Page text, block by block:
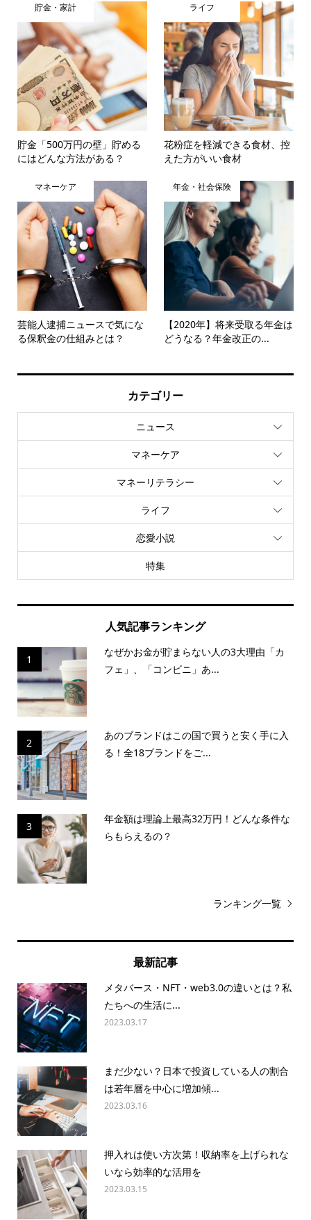
貯金・家計
貯金「500万円の壁」貯める
にはどんな方法がある？
ライフ
花粉症を軽減できる食材、控
えた方がいい食材
マネーケア
芸能人逮捕ニュースで気にな
る保釈金の仕組みとは？
年金・社会保険
【2020年】将来受取る年金は
どうなる？年金改正の...
カテゴリー
ニュース
マネーケア
マネーリテラシー
ライフ
恋愛小説
特集
人気記事ランキング
1
なぜかお金が貯まらない人の3大理由「カ
フェ」、「コンビニ」あ...
2
あのブランドはこの国で買うと安く手に入
る！全18ブランドをご...
3
年金額は理論上最高32万円！どんな条件な
らもらえるの？
ランキング一覧
最新記事
メタバース・NFT・web3.0の違いとは？私
たちへの生活に...
2023.03.17
まだ少ない？日本で投資している人の割合
は若年層を中心に増加傾...
2023.03.16
押入れは使い方次第！収納率を上げられな
いなら効率的な活用を
2023.03.15